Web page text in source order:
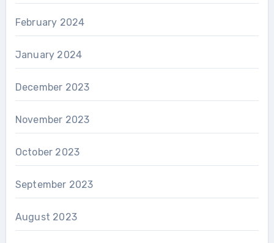
February 2024
January 2024
December 2023
November 2023
October 2023
September 2023
August 2023